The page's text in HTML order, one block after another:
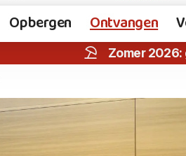
Opbergen Ontvangen
Zomer 2026: